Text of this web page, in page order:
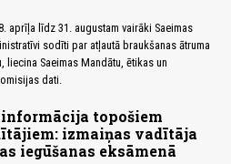
aprīļa līdz 31. augustam vairāki Saeimas
sodīti par atļautā braukšanas ātruma
liecina Saeimas Mandātu, ētikas un
dati.
topošiem
izmaiņas vadītāja
iegūšanas eksāmenā